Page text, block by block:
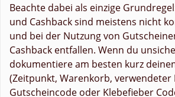
Beachte dabei als einzige
und Cashback sind meistens nicht
und bei der Nutzung von
Cashback entfallen. Wenn du
dokumentiere am besten kurz
(Zeitpunkt, Warenkorb, verwendeter
Gutscheincode oder Klebefieber